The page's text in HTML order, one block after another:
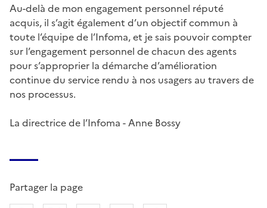
Au-delà de mon engagement personnel réputé
acquis, il s’agit également d’un objectif commun à
toute l’équipe de l’Infoma, et je sais pouvoir compter
sur l’engagement personnel de chacun des agents
pour s’approprier la démarche d’amélioration
continue du service rendu à nos usagers au travers de
nos processus.
La directrice de l’Infoma - Anne Bossy
Partager la page